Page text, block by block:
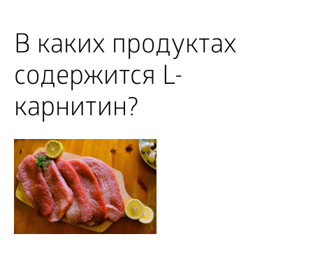
В каких продуктах
содержится L-
карнитин?